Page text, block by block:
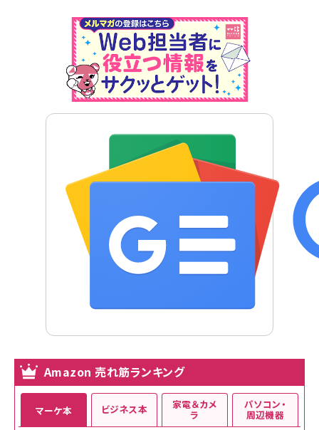
Amazon 売れ筋ランキング
マーケ本 ビジネス本 家電＆カメ
ラ
パソコン・
周辺機器